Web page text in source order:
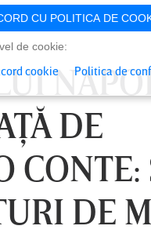
DE
CONTE:
DE
VINERI 07 AUG, 21:00
CU POLITICA DE
de cookie:
cookie Politica de